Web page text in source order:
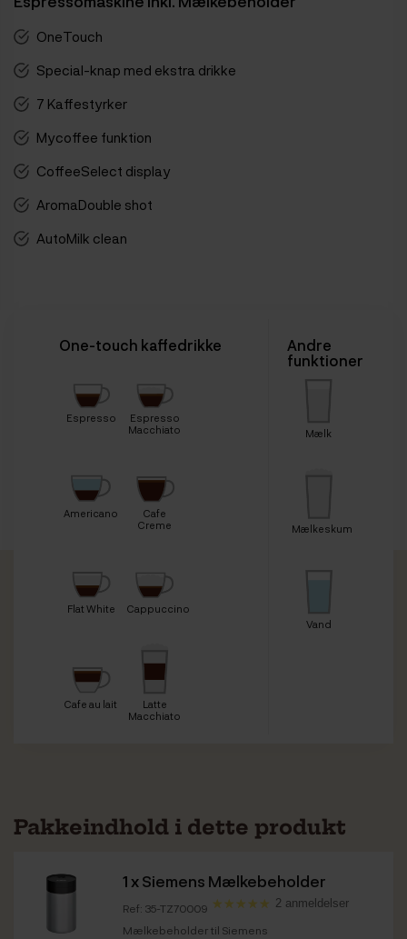
OneTouch
Special-knap med ekstra drikke
7 Kaffestyrker
Mycoffee funktion
CoffeeSelect display
AromaDouble shot
AutoMilk clean
One-touch kaffedrikke
Espresso
Espresso
Macchiato
Americano
Cafe
Creme
Flat White Cappuccino
Cafe au lait
Latte
Macchiato
Andre
funktioner
Mælk
Mælkeskum
Vand
Pakkeindhold i dette produkt
1 xSiemens Mælkebeholder
Ref: 35-TZ70009 2 anmeldelser
Mælkebeholder til Siemens